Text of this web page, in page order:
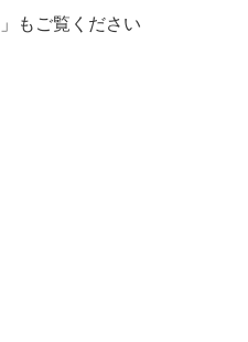
」もご覧ください